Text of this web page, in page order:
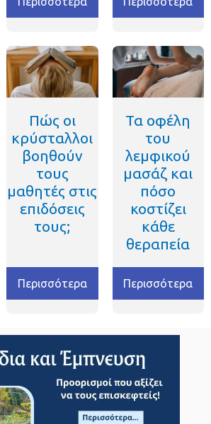
Πώς οι
κρύσταλλοι
βοηθούν
τους
μαθητές στις
επιδόσεις
τους;
Περισσότερα
Τα οφέλη
του
λεμφικού
μασάζ και
πόσο
κοστίζει
κάθε
θεραπεία
Περισσότερα